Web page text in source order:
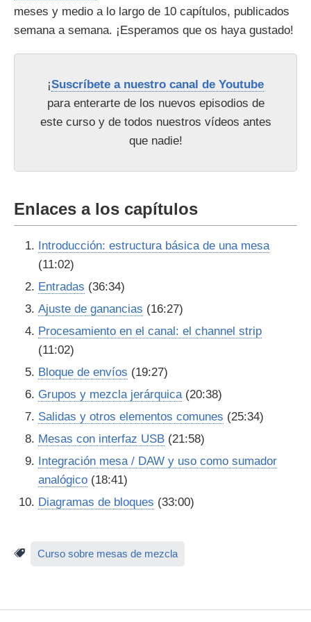
meses y medio a lo largo de 10 capítulos, publicados
semana a semana. ¡Esperamos que os haya gustado!
¡Suscríbete a nuestro canal de Youtube
para enterarte de los nuevos episodios de
este curso y de todos nuestros vídeos antes
que nadie!
Enlaces a los capítulos
Introducción: estructura básica de una mesa
(11:02)
Entradas (36:34)
Ajuste de ganancias (16:27)
Procesamiento en el canal: el channel strip
(11:02)
Bloque de envíos (19:27)
Grupos y mezcla jerárquica (20:38)
Salidas y otros elementos comunes (25:34)
Mesas con interfaz USB (21:58)
Integración mesa / DAW y uso como sumador
analógico (18:41)
Diagramas de bloques (33:00)
Curso sobre mesas de mezcla